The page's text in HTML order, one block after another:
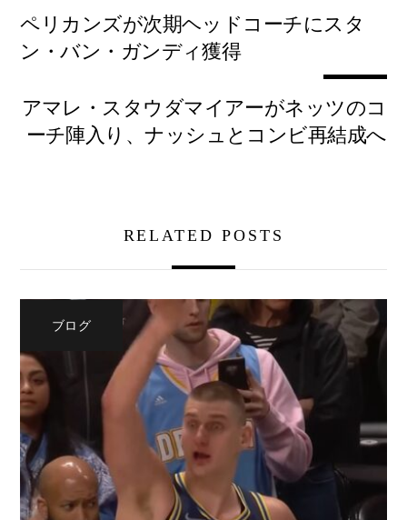
ペリカンズが次期ヘッドコーチにスタ
ン・バン・ガンディ獲得
アマレ・スタウダマイアーがネッツのコ
ーチ陣入り、ナッシュとコンビ再結成へ
RELATED POSTS
ブログ